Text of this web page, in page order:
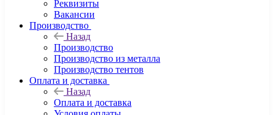
Реквизиты
Вакансии
Производство
Назад
Производство
Производство из металла
Производство тентов
Оплата и доставка
Назад
Оплата и доставка